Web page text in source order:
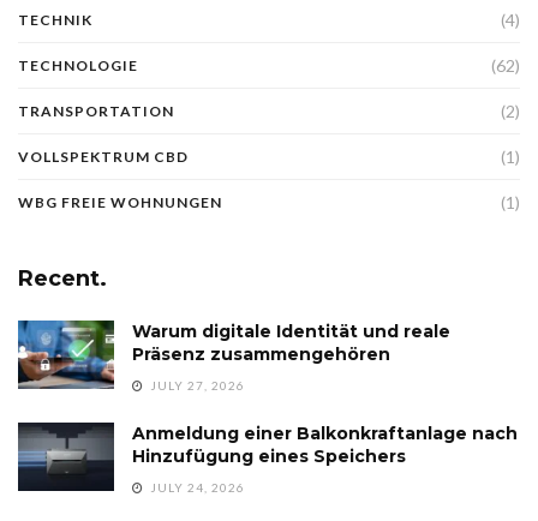
TECHNIK (4)
TECHNOLOGIE (62)
TRANSPORTATION (2)
VOLLSPEKTRUM CBD (1)
WBG FREIE WOHNUNGEN (1)
Recent.
Warum digitale Identität und reale
Präsenz zusammengehören
JULY 27, 2026
Anmeldung einer Balkonkraftanlage nach
Hinzufügung eines Speichers
JULY 24, 2026